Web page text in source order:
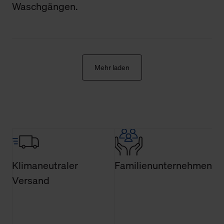
den Menüpunkt „Datenschutzeinstellungen“ können Sie
jederzeit Ihre Einwilligungserklärung anpassen. Ihre
Technologien sowie die Nutzung Ihrer persönlichen Daten
finden Sie in unserer Datenschutzerklärung.
Waschgängen.
Mehr laden
Klimaneutraler
Versand
Familienunternehmen